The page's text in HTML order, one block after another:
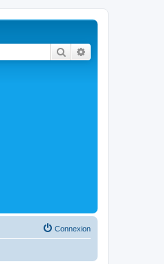
Rechercher
Connexion